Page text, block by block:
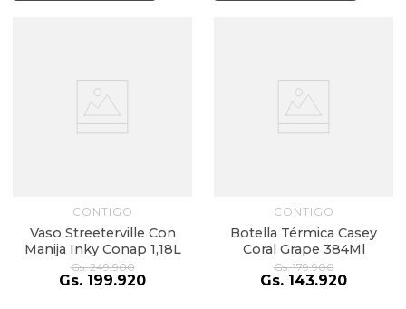
CONTIGO
Vaso Streeterville Con
Manija Inky Conap 1,18L
Gs. 249.900
Gs. 199.920
CONTIGO
Botella Térmica Casey
Coral Grape 384Ml
Gs. 179.900
Gs. 143.920